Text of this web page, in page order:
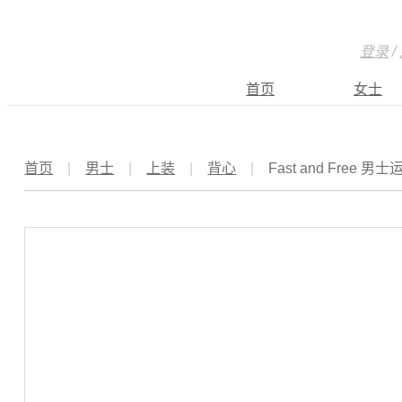
登录/
首页 女士
首页 男士 上装 背心 Fast and Free 男士